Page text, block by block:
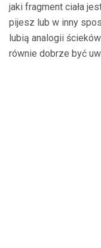
jaki fragment ciała
pijesz lub w inny
lubią analogii
równie dobrze być